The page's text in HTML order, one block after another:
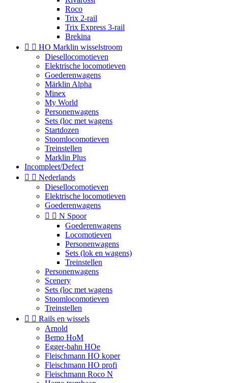
Roco
Trix 2-rail
Trix Express 3-rail
Brekina
  HO Marklin wisselstroom
Diesellocomotieven
Elektrische locomotieven
Goederenwagens
Märklin Alpha
Minex
My World
Personenwagens
Sets (loc met wagens
Startdozen
Stoomlocomotieven
Treinstellen
Marklin Plus
Incompleet/Defect
  Nederlands
Diesellocomotieven
Elektrische locomotieven
Goederenwagens
  N Spoor
Goederenwagens
Locomotieven
Personenwagens
Sets (lok en wagens)
Treinstellen
Personenwagens
Scenery
Sets (loc met wagens
Stoomlocomotieven
Treinstellen
  Rails en wissels
Arnold
Bemo HoM
Egger-bahn HOe
Fleischmann HO koper
Fleischmann HO profi
Fleischmann Roco N